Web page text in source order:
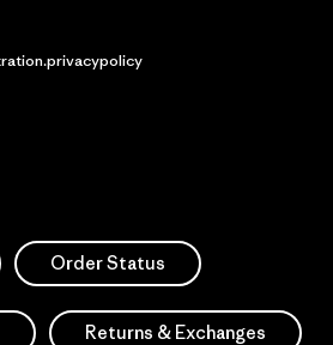
Order Status
Returns & Exchanges